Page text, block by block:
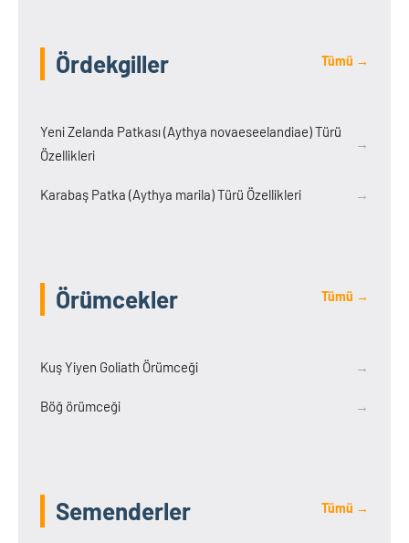
Ördekgiller Tümü →
Yeni Zelanda Patkası (Aythya novaeseelandiae) Türü
Özellikleri
→
Karabaş Patka (Aythya marila) Türü Özellikleri →
Örümcekler Tümü →
Kuş Yiyen Goliath Örümceği →
Böğ örümceği →
Semenderler Tümü →